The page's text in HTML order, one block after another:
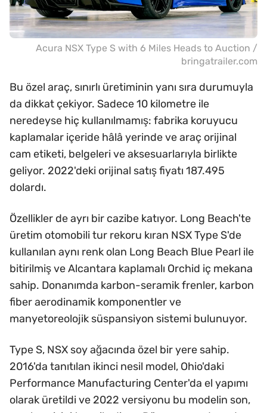
Acura NSX Type S with 6 Miles Heads to Auction /
bringatrailer.com
Bu özel araç, sınırlı üretiminin yanı sıra durumuyla
da dikkat çekiyor. Sadece 10 kilometre ile
neredeyse hiç kullanılmamış: fabrika koruyucu
kaplamalar içeride hâlâ yerinde ve araç orijinal
cam etiketi, belgeleri ve aksesuarlarıyla birlikte
geliyor. 2022'deki orijinal satış fiyatı 187.495
dolardı.
Özellikler de ayrı bir cazibe katıyor. Long Beach'te
üretim otomobili tur rekoru kıran NSX Type S'de
kullanılan aynı renk olan Long Beach Blue Pearl ile
bitirilmiş ve Alcantara kaplamalı Orchid iç mekana
sahip. Donanımda karbon-seramik frenler, karbon
fiber aerodinamik komponentler ve
manyetoreolojik süspansiyon sistemi bulunuyor.
Type S, NSX soy ağacında özel bir yere sahip.
2016'da tanıtılan ikinci nesil model, Ohio'daki
Performance Manufacturing Center'da el yapımı
olarak üretildi ve 2022 versiyonu bu modelin son,